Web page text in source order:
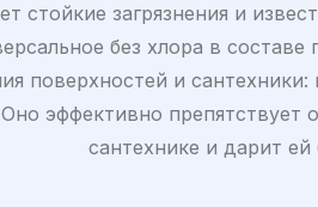
стойкие загрязнения и
без хлора в
поверхностей и
эффективно препятствует
сантехнике и дарит ей